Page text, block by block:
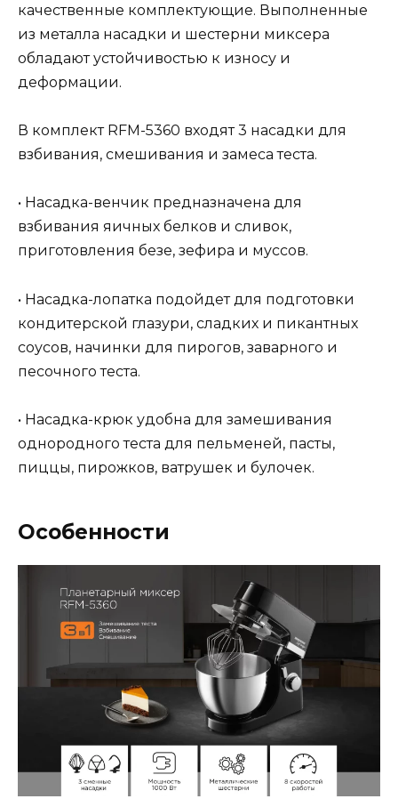
качественные комплектующие. Выполненные
из металла насадки и шестерни миксера
обладают устойчивостью к износу и
деформации.
В комплект RFM-5360 входят 3 насадки для
взбивания, смешивания и замеса теста.
• Насадка-венчик предназначена для
взбивания яичных белков и сливок,
приготовления безе, зефира и муссов.
• Насадка-лопатка подойдет для подготовки
кондитерской глазури, сладких и пикантных
соусов, начинки для пирогов, заварного и
песочного теста.
• Насадка-крюк удобна для замешивания
однородного теста для пельменей, пасты,
пиццы, пирожков, ватрушек и булочек.
Особенности